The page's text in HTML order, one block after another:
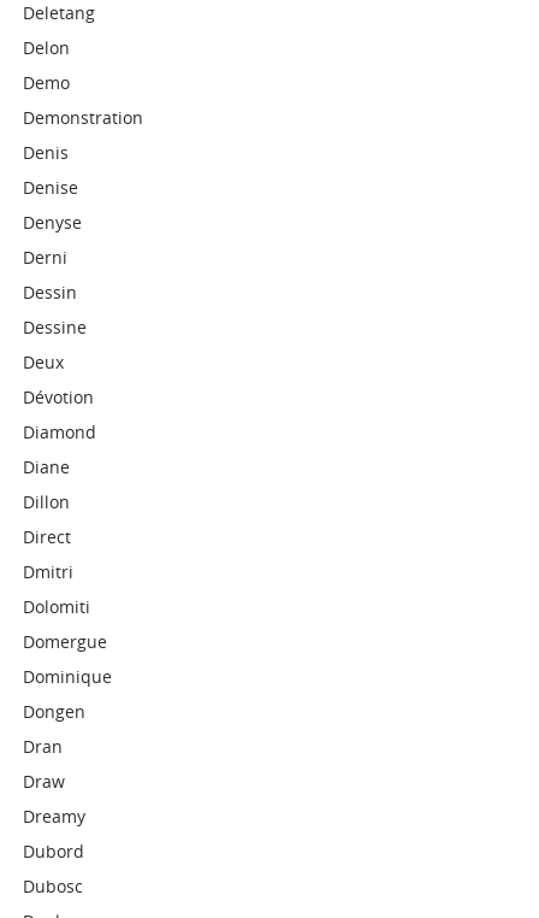
Deletang
Delon
Demo
Demonstration
Denis
Denise
Denyse
Derni
Dessin
Dessine
Deux
Dévotion
Diamond
Diane
Dillon
Direct
Dmitri
Dolomiti
Domergue
Dominique
Dongen
Dran
Draw
Dreamy
Dubord
Dubosc